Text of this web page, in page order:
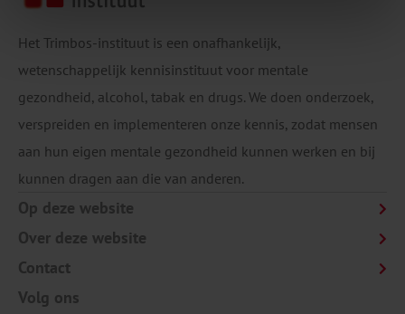
Het Trimbos-instituut is een onafhankelijk,
wetenschappelijk kennisinstituut voor mentale
gezondheid, alcohol, tabak en drugs. We doen onderzoek,
verspreiden en implementeren onze kennis, zodat mensen
aan hun eigen mentale gezondheid kunnen werken en bij
kunnen dragen aan die van anderen.
Op deze website
Over deze website
Contact
Volg ons